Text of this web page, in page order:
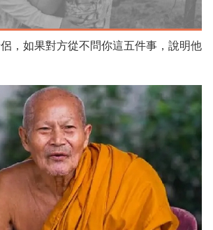
，如果對方從不問你這五件事，說明他